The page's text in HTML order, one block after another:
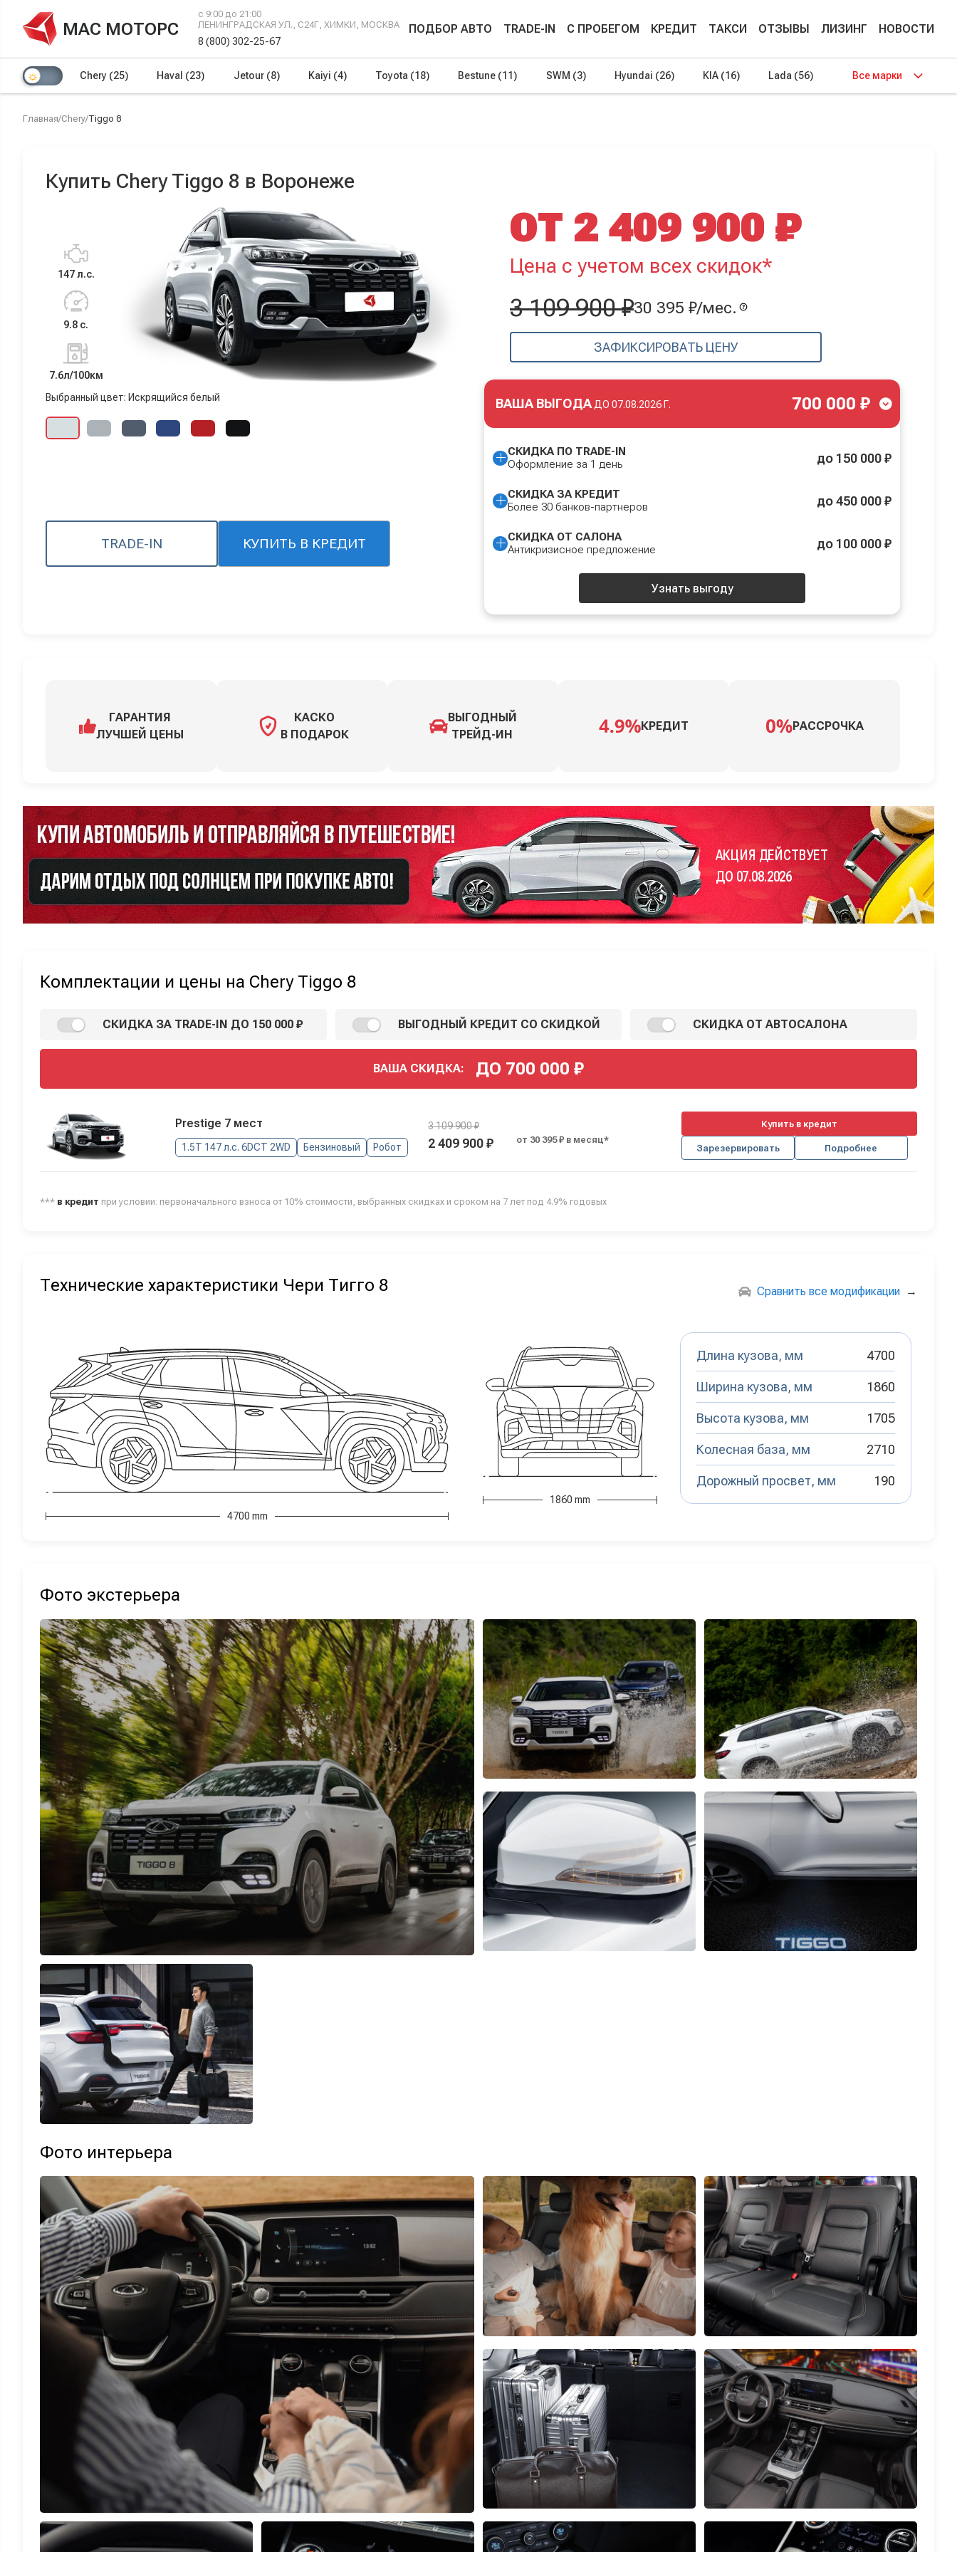
МАС МОТОРС
с 9:00 до 21:00
ЛЕНИНГРАДСКАЯ УЛ., С24Г, ХИМКИ, МОСКВА
8 (800) 302-25-67
ПОДБОР АВТО TRADE-IN С ПРОБЕГОМ КРЕДИТ ТАКСИ ОТЗЫВЫ ЛИЗИНГ НОВОСТИ
Chery (25) Haval (23) Jetour (8) Kaiyi (4) Toyota (18) Bestune (11) SWM (3) Hyundai (26) KIA (16) Lada (56) Все марки
Главная/Chery/Tiggo 8
Купить Chery Tiggo 8 в Воронеже
147 л.с.
9.8 с.
7.6л/100км
Выбранный цвет: Искрящийся белый
TRADE-IN КУПИТЬ В КРЕДИТ
ОТ 2 409 900 ₽
Цена с учетом всех скидок*
3 109 900 ₽30 395 ₽/мес.
ЗАФИКСИРОВАТЬ ЦЕНУ
ВАША ВЫГОДА ДО 07.08.2026 Г. 700 000 ₽
СКИДКА ПО TRADE-IN
Оформление за 1 день
до 150 000 ₽
СКИДКА ЗА КРЕДИТ
Более 30 банков-партнеров
до 450 000 ₽
СКИДКА ОТ САЛОНА
Антикризисное предложение
до 100 000 ₽
Узнать выгоду
ГАРАНТИЯ
ЛУЧШЕЙ ЦЕНЫ
КАСКО
В ПОДАРОК
ВЫГОДНЫЙ
ТРЕЙД-ИН
КРЕДИТ РАССРОЧКА
АКЦИЯ ДЕЙСТВУЕТ
ДО 07.08.2026
Комплектации и цены на Chery Tiggo 8
СКИДКА ЗА TRADE-IN ДО 150 000 ₽ ВЫГОДНЫЙ КРЕДИТ СО СКИДКОЙ СКИДКА ОТ АВТОСАЛОНА
ВАША СКИДКА: ДО 700 000 ₽
Prestige 7 мест
1.5T 147 л.с. 6DCT 2WD Бензиновый Робот
3 109 900 ₽
2 409 900 ₽ от 30 395 ₽ в месяц*
Купить в кредит
Зарезервировать Подробнее
*** в кредит при условии: первоначального взноса от 10% стоимости, выбранных скидках и сроком на 7 лет под 4.9% годовых
Технические характеристики Чери Тигго 8 Сравнить все модификации →
4700 mm
1860 mm
Длина кузова, мм 4700
Ширина кузова, мм 1860
Высота кузова, мм 1705
Колесная база, мм 2710
Дорожный просвет, мм 190
Фото экстерьера
Фото интерьера